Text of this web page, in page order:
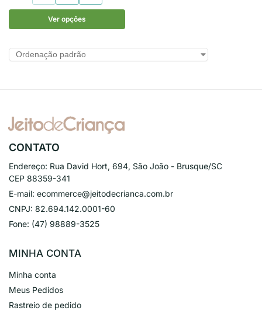
Ver opções
CONTATO
Endereço: Rua David Hort, 694, São João - Brusque/SC
CEP 88359-341
E-mail: ecommerce@jeitodecrianca.com.br
CNPJ: 82.694.142.0001-60
Fone: (47) 98889-3525
MINHA CONTA
Minha conta
Meus Pedidos
Rastreio de pedido